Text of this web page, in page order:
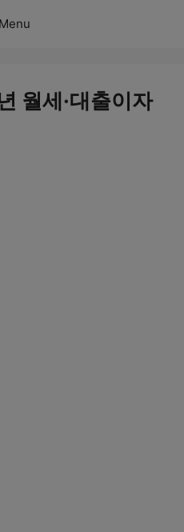
Menu
월세·대출이자